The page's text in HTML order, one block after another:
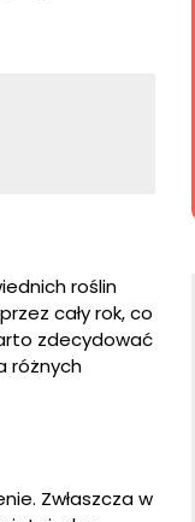
roślin
cały rok, co
zdecydować
różnych
Zwłaszcza w